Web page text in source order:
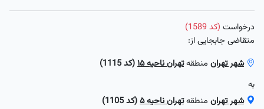
درخواست (کد 1589)
متقاضی جابجایی از:
شهر تهران منطقهتهران ناحیه ۱۵
(کد 1115)
به
شهر تهران منطقهتهران ناحیه ۵ (کد 1105)